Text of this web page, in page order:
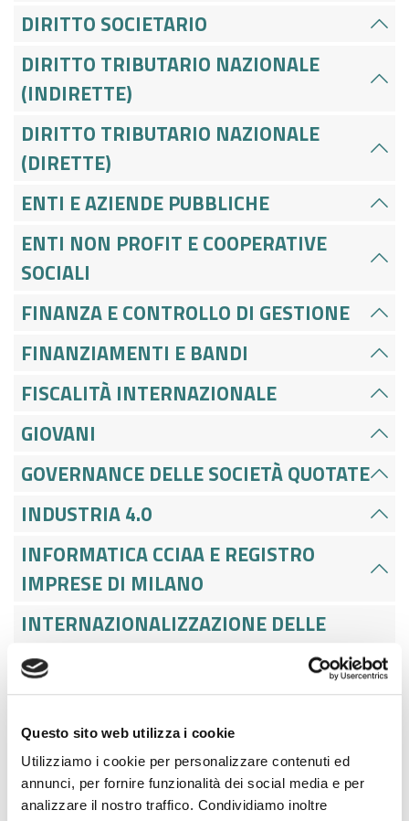
Questo sito web utilizza i cookie
Utilizziamo i cookie per personalizzare contenuti ed
annunci, per fornire funzionalità dei social media e per
analizzare il nostro traffico. Condividiamo inoltre
DIRITTO SOCIETARIO
DIRITTO TRIBUTARIO NAZIONALE
(INDIRETTE)
DIRITTO TRIBUTARIO NAZIONALE
(DIRETTE)
ENTI E AZIENDE PUBBLICHE
ENTI NON PROFIT E COOPERATIVE
SOCIALI
FINANZA E CONTROLLO DI GESTIONE
FINANZIAMENTI E BANDI
FISCALITÀ INTERNAZIONALE
GIOVANI
GOVERNANCE DELLE SOCIETÀ QUOTATE
INDUSTRIA 4.0
INFORMATICA CCIAA E REGISTRO
IMPRESE DI MILANO
INTERNAZIONALIZZAZIONE DELLE
IMPRESE E RAPPORTI CON ORGANISMI
INTERNAZIONALI
LAVORO
Componenti
Le nostre proposte formative